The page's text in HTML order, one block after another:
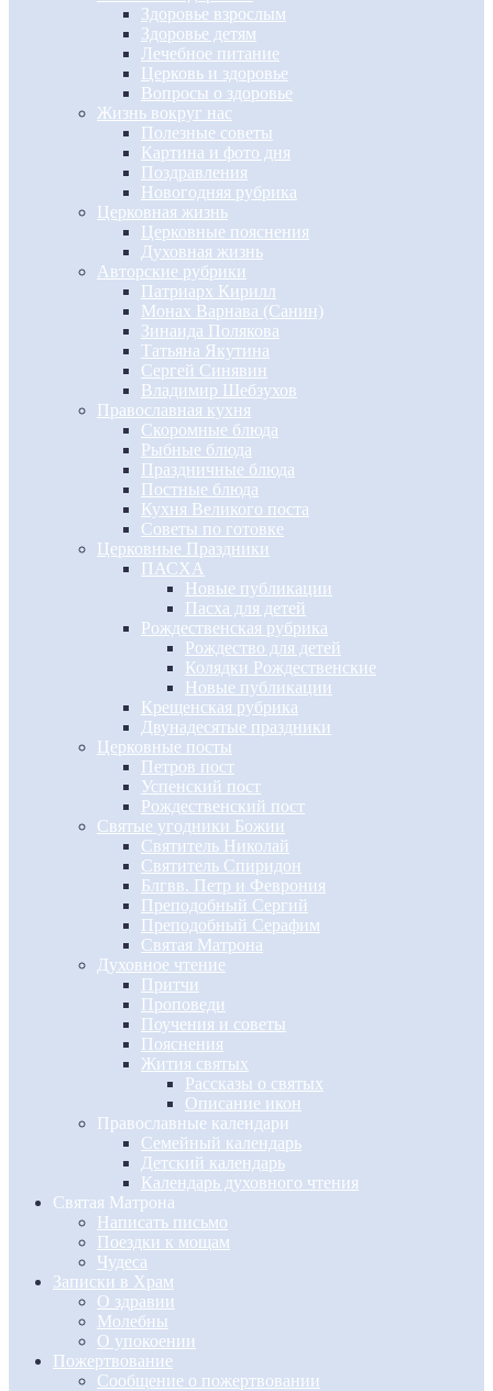
Здоровье взрослым
Здоровье детям
Лечебное питание
Церковь и здоровье
Вопросы о здоровье
Жизнь вокруг нас
Полезные советы
Картина и фото дня
Поздравления
Новогодняя рубрика
Церковная жизнь
Церковные пояснения
Духовная жизнь
Авторские рубрики
Патриарх Кирилл
Монах Варнава (Санин)
Зинаида Полякова
Татьяна Якутина
Сергей Синявин
Владимир Шебзухов
Православная кухня
Скоромные блюда
Рыбные блюда
Праздничные блюда
Постные блюда
Кухня Великого поста
Советы по готовке
Церковные Праздники
ПАСХА
Новые публикации
Пасха для детей
Рождественская рубрика
Рождество для детей
Колядки Рождественские
Новые публикации
Крещенская рубрика
Двунадесятые праздники
Церковные посты
Петров пост
Успенский пост
Рождественский пост
Святые угодники Божии
Святитель Николай
Святитель Спиридон
Блгвв. Петр и Феврония
Преподобный Сергий
Преподобный Серафим
Святая Матрона
Духовное чтение
Притчи
Проповеди
Поучения и советы
Пояснения
Жития святых
Рассказы о святых
Описание икон
Православные календари
Семейный календарь
Детский календарь
Календарь духовного чтения
Святая Матрона
Написать письмо
Поездки к мощам
Чудеса
Записки в Храм
О здравии
Молебны
О упокоении
Пожертвование
Сообщение о пожертвовании